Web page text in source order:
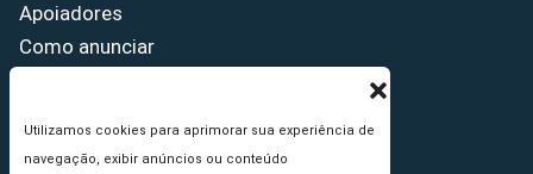
Utilizamos cookies para aprimorar sua experiência de
navegação, exibir anúncios ou conteúdo
Apoiadores
Como anunciar